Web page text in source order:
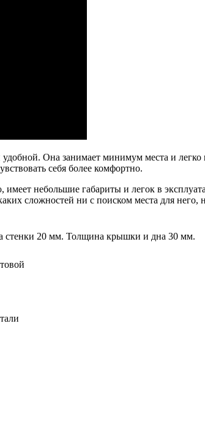
удобной. Она занимает минимум места и
себя более комфортно.
имеет небольшие габариты и легок в
сложностей ни с поиском места для него,
стенки 20 мм. Толщина крышки и дна 30 мм.